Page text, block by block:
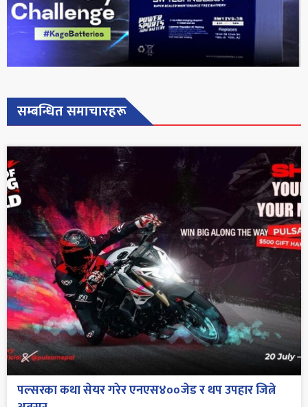
सम्बन्धित समाचारहरू
पल्सरका कथा सेयर गरेर एनएस४००जेड र थप उपहार जित्ने